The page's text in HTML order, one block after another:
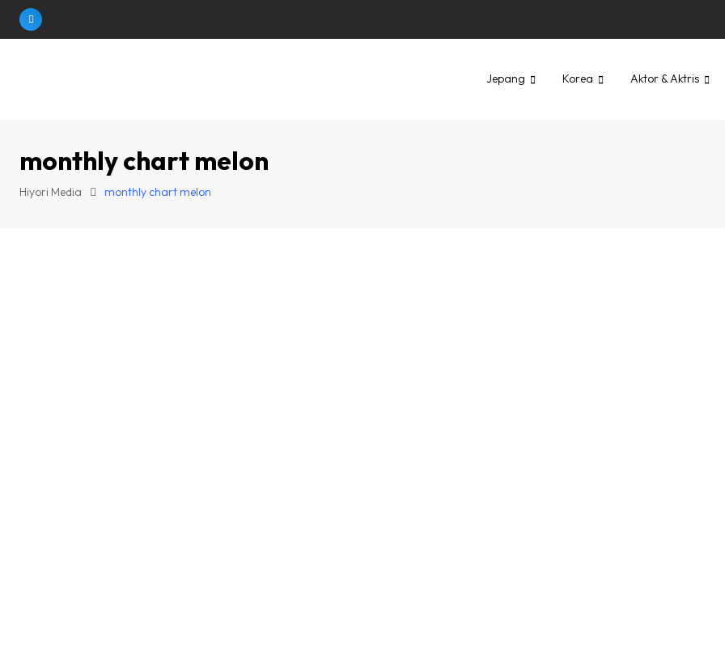
Skip
Jepang Korea Aktor & Aktris
monthly chart melon
Hiyori Media monthly chart melon